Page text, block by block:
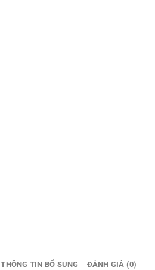
THÔNG TIN BỔ SUNG ĐÁNH GIÁ (0)